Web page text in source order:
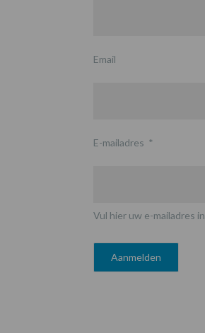
Email
E-mailadres *
Vul hier uw e-mailadres in